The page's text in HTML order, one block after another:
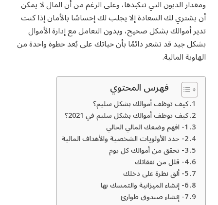
ومقدار الديون التي تتكبدها، وعلى الرغم من أن المال لا يمكن
أن يشتري لك السعادة إلا يجلب لك إحساسًا بالأمان إذا كنت
تدير أموالك بشكل صحيح، وبدون التعامل مع إدارة الأموال
بشكل جيد قد تشعر دائمًا بأن حياتك على بُعد خطوة واحدة من
الهاوية المالية.
فهرس المحتوي
كيف توظف أموالك بشكل سليم؟
كيف توظف أموالك بشكل سليم في 2021؟
1- افهم وضعك المالي الحالي
2- حدد الأولويات الشخصية والأهداف المالية
3- تحقق من أموالك كل يوم
4- قلل من نفقاتك
5- ألق نظرة على دخلك
6- إنشاء الميزانية والتمسك بها
7- إنشاء صندوق طوارئ